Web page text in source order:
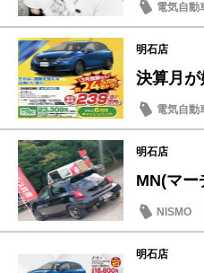
電気自動
明石店
決算月が
電気自動
明石店
MN(マー
NISMO
明石店